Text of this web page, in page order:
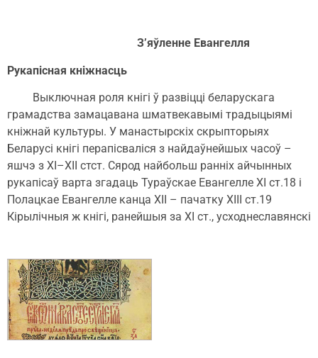
З’яўленне Евангелля
Рукапісная кніжнасць
Выключная роля кнігі ў развіцці беларускага
грамадства замацавана шматвекавымі традыцыямі
кніжнай культуры. У манастырскіх скрыпторыях
Беларусі кнігі перапісваліся з найдаўнейшых часоў –
яшчэ з ХІ–ХІІ стст. Сярод найбольш ранніх айчынных
рукапісаў варта згадаць Тураўскае Евангелле ХІ ст.18 і
Полацкае Евангелле канца ХІІ – пачатку ХІІІ ст.19
Кірылічныя ж кнігі, ранейшыя за ХІ ст., усходнеславянскі